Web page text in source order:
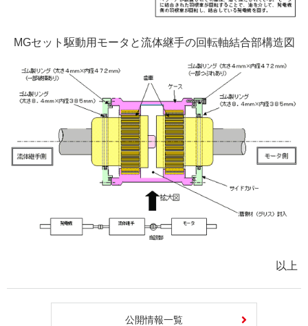
MGセット駆動用モータと流体継手の回転軸結合部構造図
以上
公開情報一覧